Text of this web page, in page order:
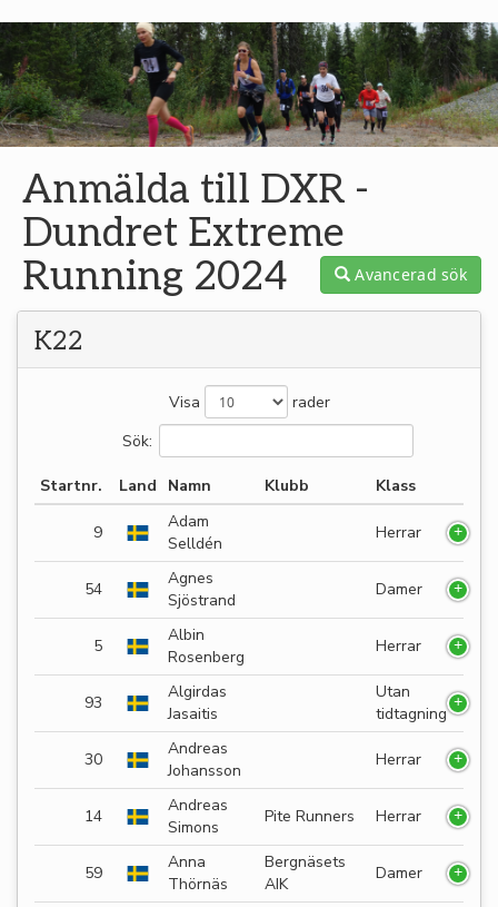
Anmälda till DXR -
Dundret Extreme
Running 2024
Avancerad sök
K22
Visa
rader
Sök:
Startnr. Land Namn Klubb Klass
9
Adam
Selldén
Herrar
54
Agnes
Sjöstrand
Damer
5
Albin
Rosenberg
Herrar
93
Algirdas
Jasaitis
Utan
tidtagning
30
Andreas
Johansson
Herrar
14
Andreas
Simons
Pite Runners Herrar
59
Anna
Thörnäs
Bergnäsets
AIK
Damer